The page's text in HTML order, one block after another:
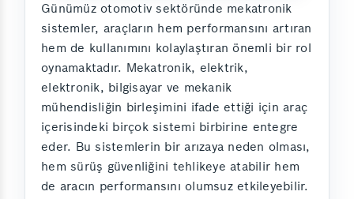
Günümüz otomotiv sektöründe mekatronik
sistemler, araçların hem performansını artıran
hem de kullanımını kolaylaştıran önemli bir rol
oynamaktadır. Mekatronik, elektrik,
elektronik, bilgisayar ve mekanik
mühendisliğin birleşimini ifade ettiği için araç
içerisindeki birçok sistemi birbirine entegre
eder. Bu sistemlerin bir arızaya neden olması,
hem sürüş güvenliğini tehlikeye atabilir hem
de aracın performansını olumsuz etkileyebilir.